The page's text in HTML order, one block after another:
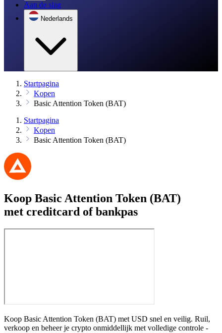
Aan de slag
Nederlands
Startpagina
Kopen
Basic Attention Token (BAT)
Startpagina
Kopen
Basic Attention Token (BAT)
Koop Basic Attention Token (BAT)
met creditcard of bankpas
Koop Basic Attention Token (BAT) met USD snel en veilig. Ruil,
verkoop en beheer je crypto onmiddellijk met volledige controle -